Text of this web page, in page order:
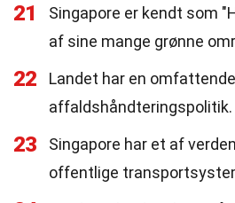
21
Singapore er kendt som
af sine mange grønne
22
Landet har en
affaldshåndteringspolitik.
23
Singapore har et af
offentlige